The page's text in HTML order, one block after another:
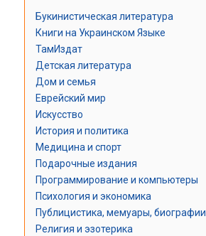
Букинистическая литература
Книги на Украинском Языке
ТамИздат
Детская литература
Дом и семья
Еврейский мир
Искусство
История и политика
Медицина и спорт
Подарочные издания
Программирование и компьютеры
Психология и экономика
Публицистика, мемуары, биографии
Религия и эзотерика